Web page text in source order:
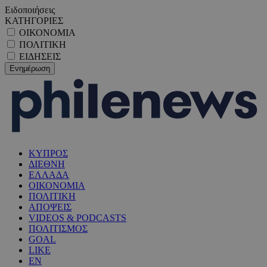
Ειδοποιήσεις
ΚΑΤΗΓΟΡΙΕΣ
ΟΙΚΟΝΟΜΙΑ
ΠΟΛΙΤΙΚΗ
ΕΙΔΗΣΕΙΣ
ΚΥΠΡΟΣ
ΔΙΕΘΝΗ
ΕΛΛΑΔΑ
ΟΙΚΟΝΟΜΙΑ
ΠΟΛΙΤΙΚΗ
ΑΠΟΨΕΙΣ
VIDEOS & PODCASTS
ΠΟΛΙΤΙΣΜΟΣ
GOAL
LIKE
EN